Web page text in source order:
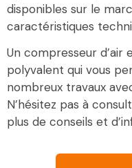
disponibles sur le
caractéristiques
Un compresseur
polyvalent qui vous
nombreux travaux
N’hésitez pas à
plus de conseils et